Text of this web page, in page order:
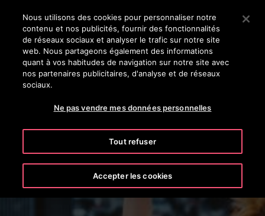
Appuyez sur Entrée pour passer au contenu principal
RECHERCHER
Les Absolus Otis
Nous utilisons des cookies pour personnaliser notre
contenu et nos publicités, fournir des fonctionnalités
de réseaux sociaux et analyser le trafic sur notre site
web. Nous partageons également des informations
quant à vos habitudes de navigation sur notre site avec
nos partenaires publicitaires, d'analyse et de réseaux
sociaux.
Ne pas vendre mes données personnelles
Tout refuser
Accepter les cookies